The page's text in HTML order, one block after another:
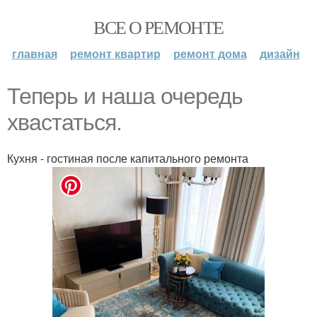
ВСЕ О РЕМОНТЕ
главная ремонт квартир ремонт дома дизайн
Теперь и наша очередь
хвастаться.
Кухня - гостиная после капитального ремонта